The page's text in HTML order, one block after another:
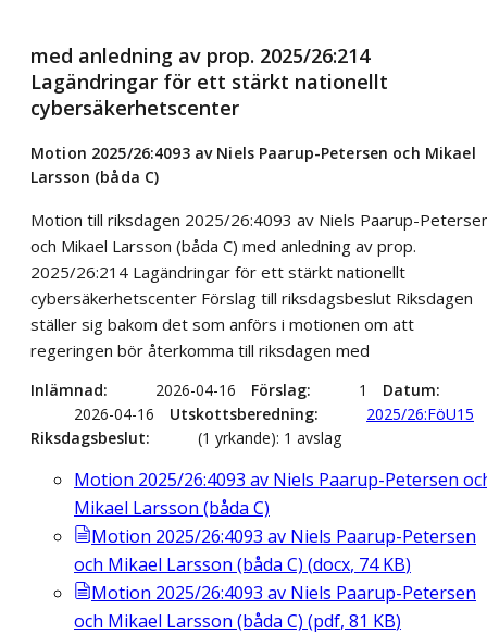
med anledning av prop. 2025/26:214
Lagändringar för ett stärkt nationellt
cybersäkerhetscenter
Motion 2025/26:4093 av Niels Paarup-Petersen och Mikael
Larsson (båda C)
Motion till riksdagen 2025/26:4093 av Niels Paarup-
och Mikael Larsson (båda C) med anledning av prop.
2025/26:214 Lagändringar för ett stärkt nationellt
cybersäkerhetscenter Förslag till riksdagsbeslut Riksdagen
ställer sig bakom det som anförs i motionen om att
regeringen bör återkomma till riksdagen med
Inlämnad 2026-04-16 Förslag 1
Datum
2026-04-16
Utskottsberedning
2025/26:FöU15
Riksdagsbeslut
(1 yrkande): 1 avslag
Motion 2025/26:4093 av Niels Paarup-Petersen
Mikael Larsson (båda C)
Motion 2025/26:4093 av Niels Paarup-Petersen
och Mikael Larsson (båda C) (docx, 74 KB)
Motion 2025/26:4093 av Niels Paarup-Petersen
och Mikael Larsson (båda C) (pdf, 81 KB)